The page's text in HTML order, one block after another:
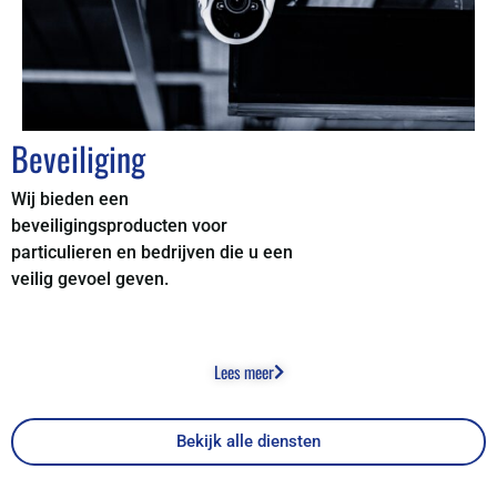
Beveiliging
Wij bieden een
beveiligingsproducten voor
particulieren en bedrijven die u een
veilig gevoel geven.
Lees meer
Bekijk alle diensten